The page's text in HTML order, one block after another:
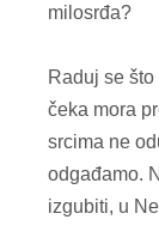
milosrđa?
Raduj se
čeka mora
srcima ne
odgađamo.
izgubiti, u